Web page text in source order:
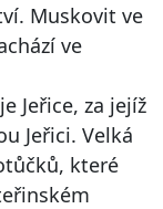
Muskovit ve
ve
Jeřice, za jejíž
Jeřici. Velká
které